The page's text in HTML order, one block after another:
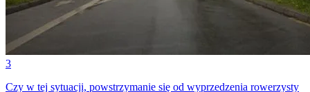
3
Czy w tej sytuacji, powstrzymanie się od wyprzedzenia rowerzysty